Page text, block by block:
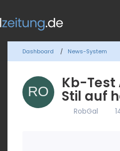
Dashboard News-System
Kb-Test
Stil auf
RobGal